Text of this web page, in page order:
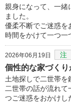
親身になって、一緒
ました。
優柔不断でご迷惑を
時間をかけて一つ一
2026年06月19日 注
個性的な家づく
土地探しで二世帯
二世帯の話が流れ
つご迷惑をおかけし